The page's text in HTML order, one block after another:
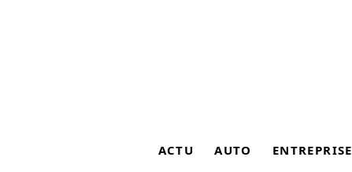
ACTU AUTO ENTREPRISE